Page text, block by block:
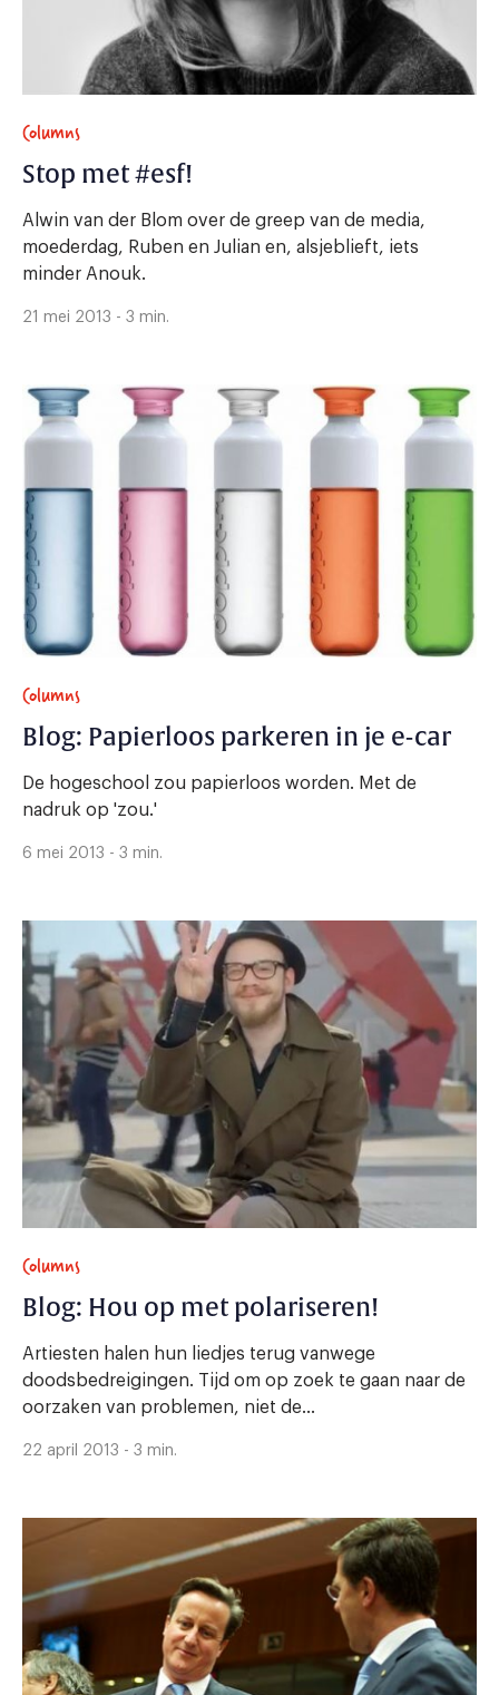
Columns
Stop met #esf!
Alwin van der Blom over de greep van de media,
moederdag, Ruben en Julian en, alsjeblieft, iets
minder Anouk.
21 mei 2013 - 3 min.
Columns
Blog: Papierloos parkeren in je e-car
De hogeschool zou papierloos worden. Met de
nadruk op 'zou.'
6 mei 2013 - 3 min.
Columns
Blog: Hou op met polariseren!
Artiesten halen hun liedjes terug vanwege
doodsbedreigingen. Tijd om op zoek te gaan naar de
oorzaken van problemen, niet de...
22 april 2013 - 3 min.